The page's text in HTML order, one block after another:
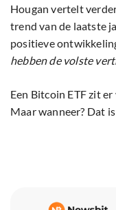
Hougan vertelt
trend van de laatste
positieve
hebben de volste
Een Bitcoin ETF zit
Maar wanneer? Dat is